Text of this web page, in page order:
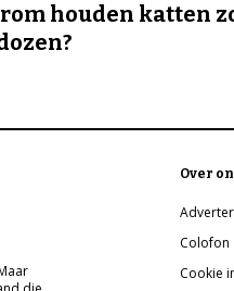
houden katten
Over
Colofon
Cookie